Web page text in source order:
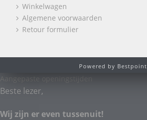
Winkelwagen
Algemene voorwaarden
Retour formulier
Powered by Bestpoint
Aangepaste openingstijden
Beste lezer,
Wij zijn er even tussenuit!